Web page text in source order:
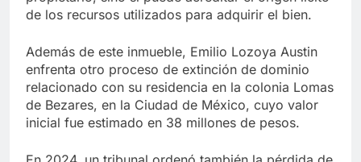
de los recursos utilizados para adquirir el bien.
Además de este inmueble, Emilio Lozoya Austin
enfrenta otro proceso de extinción de dominio
relacionado con su residencia en la colonia Lomas
de Bezares, en la Ciudad de México, cuyo valor
inicial fue estimado en 38 millones de pesos.